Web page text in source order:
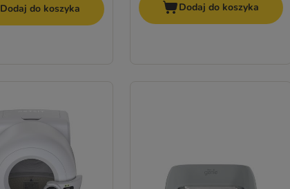
Dodaj do koszyka Dodaj do koszyka